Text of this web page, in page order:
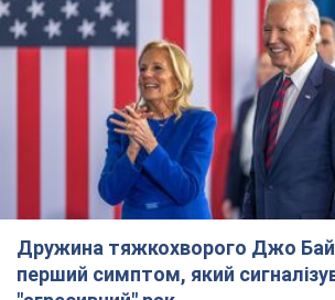
"агресивний" рак
Спершу лікарі не надали цьому належної
14,5 т.
Відпустка Лесі Нікітюк у Карпатах
обернулася скандалом: чому
несправедливо захейтили
Знаменитість вийшла на пряму
мережі та розставила всі крапки над "і"
6 часов назад 11,3 т.